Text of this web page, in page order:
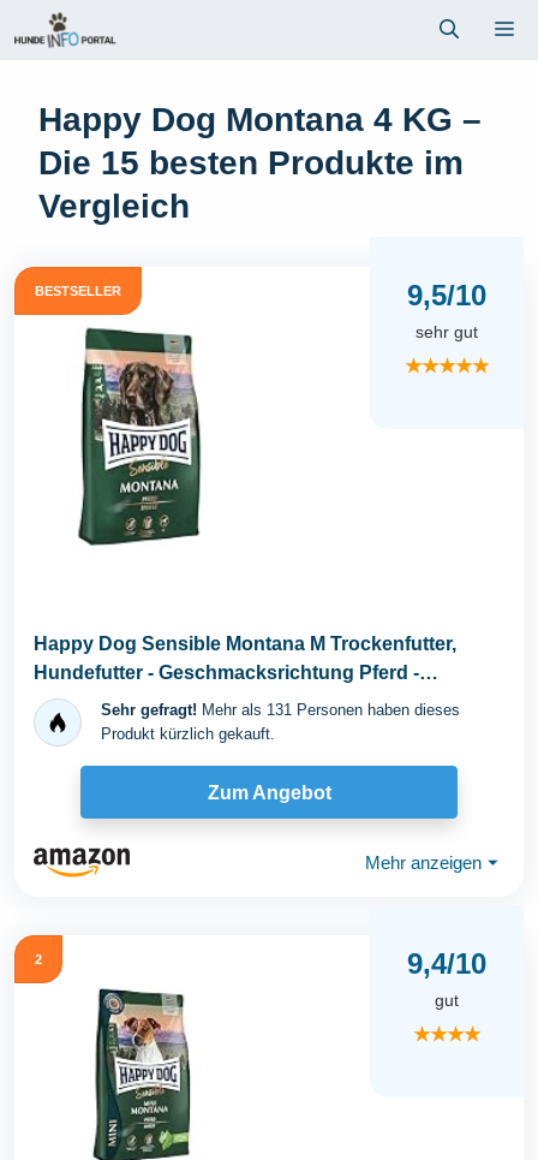
Inhalt
Happy Dog Montana 4 KG –
Die 15 besten Produkte im
Vergleich
BESTSELLER 9,5/10
sehr gut
★★★★★
Happy Dog Sensible Montana M Trockenfutter,
Hundefutter - Geschmacksrichtung Pferd -
Glutenfrei...Sehr gefragt! Mehr als 131 Personen haben dieses
Produkt kürzlich gekauft.
Zum Angebot
Mehr anzeigen ⏷
2 9,4/10
gut
★★★★